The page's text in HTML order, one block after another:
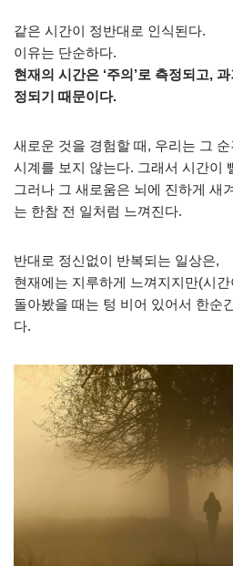
같은 시간이 정반대로 인식된다.
이유는 단순하다.
현재의 시간은 ‘주의’로 측정되고,
정되기 때문이다.
새로운 것을 경험할 때, 우리는 그
시계를 보지 않는다. 그래서 시간이
그러나 그 새로움은 뇌에 진하게 새
는 한참 전 일처럼 느껴진다.
반대로 정신없이 반복되는 일상은,
현재에는 지루하게 느껴지지만(시
돌아봤을 때는 텅 비어 있어서 한순
다.